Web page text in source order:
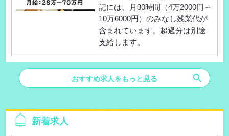
記には、月30時間（4万2000円～
10万6000円）のみなし残業代が
含まれています。超過分は別途
支給します。
おすすめ求人をもっと見る search
新着求人